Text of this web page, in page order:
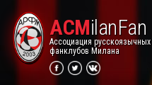
ACMilanFan
Ассоциация русскоязычных
фанклубов Милана